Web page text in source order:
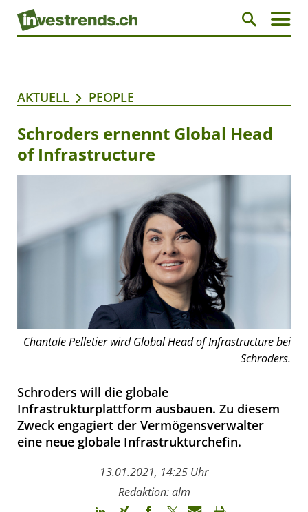
AKTUELL PEOPLE
Schroders ernennt Global Head
of Infrastructure
Chantale Pelletier wird Global Head of Infrastructure bei
Schroders.
Schroders will die globale
Infrastrukturplattform ausbauen. Zu diesem
Zweck engagiert der Vermögensverwalter
eine neue globale Infrastrukturchefin.
13.01.2021, 14:25 Uhr
Redaktion: alm